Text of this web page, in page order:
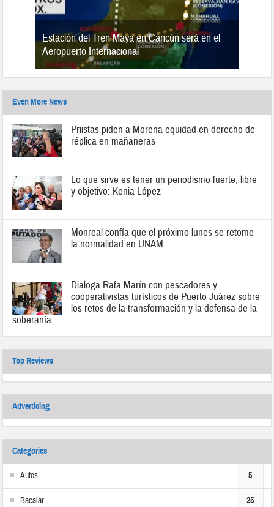
Estación del Tren Maya en Cancún será en el
Aeropuerto Internacional
Even More News
Priistas piden a Morena equidad en derecho de
réplica en mañaneras
Lo que sirve es tener un periodismo fuerte, libre
y objetivo: Kenia López
Monreal confía que el próximo lunes se retome
la normalidad en UNAM
Dialoga Rafa Marín con pescadores y
cooperativistas turísticos de Puerto Juárez sobre
los retos de la transformación y la defensa de la
soberanía
Top Reviews
Advertising
Categories
Autos 5
Bacalar 25